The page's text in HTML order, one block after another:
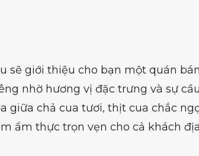
sẽ giới thiệu cho bạn một quán
nhờ hương vị đặc trưng và sự
giữa chả cua tươi, thịt cua chắc
ẩm thực trọn vẹn cho cả khách